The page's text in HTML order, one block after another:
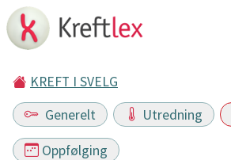
KREFT I SVELG
Generelt
Utredning
Oppfølging